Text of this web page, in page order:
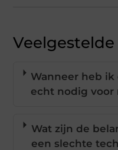
Wanneer heb
echt nodig voor
Wat zijn de
een slechte